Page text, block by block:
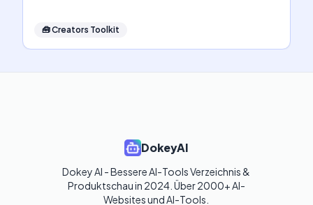
🧰Creators Toolkit
DokeyAI
Dokey AI - Bessere AI-Tools Verzeichnis &
Produktschau in 2024. Über 2000+ AI-
Websites und AI-Tools.